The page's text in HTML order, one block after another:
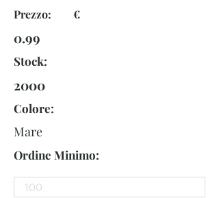
Prezzo: €
0.99
Stock:
2000
Colore:
Mare
Ordine Minimo: